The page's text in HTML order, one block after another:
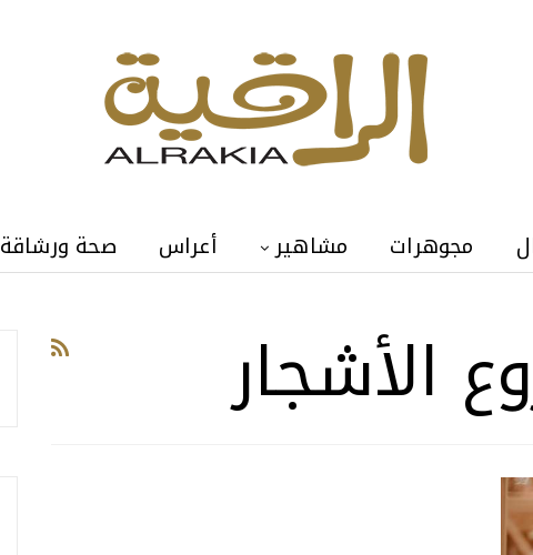
مجوهرات مشاهير أعراس صحة ورشاقة
الأشجار